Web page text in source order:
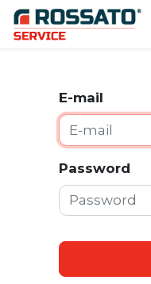
E-mail
Password